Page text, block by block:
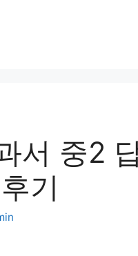
서 중2
기